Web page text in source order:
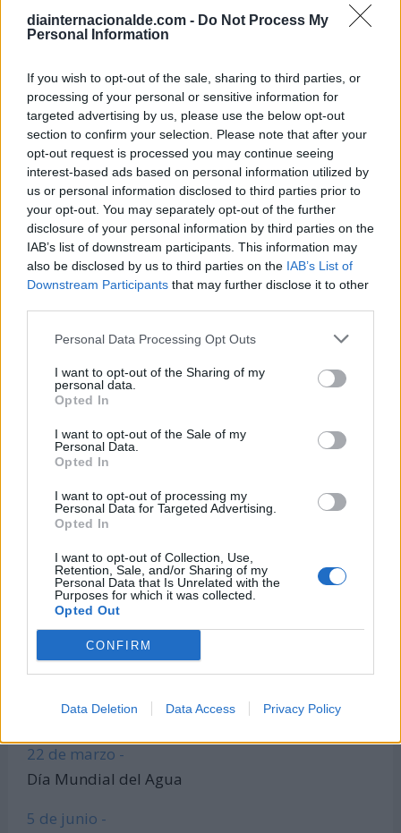
diainternacionalde.com - Do Not Process My
Personal Information
If you wish to opt-out of the sale, sharing to third parties, or
processing of your personal or sensitive information for
targeted advertising by us, please use the below opt-out
section to confirm your selection. Please note that after your
opt-out request is processed you may continue seeing
interest-based ads based on personal information utilized by
us or personal information disclosed to third parties prior to
your opt-out. You may separately opt-out of the further
disclosure of your personal information by third parties on the
IAB’s list of downstream participants. This information may
also be disclosed by us to third parties on the IAB’s List of
Downstream Participants that may further disclose it to other
Personal Data Processing Opt Outs
I want to opt-out of the Sharing of my
personal data.
Opted In
I want to opt-out of the Sale of my
Personal Data.
Opted In
I want to opt-out of processing my
Personal Data for Targeted Advertising.
Opted In
I want to opt-out of Collection, Use,
Retention, Sale, and/or Sharing of my
Personal Data that Is Unrelated with the
Purposes for which it was collected.
Opted Out
CONFIRM
Data Deletion Data Access Privacy Policy
Calendario Laboral (España) 2026
Calendario Astronómico de 2026
Calendario Lunar
Calendario de Días Internacionales de
2027
Calculadoras
Calcula la diferencia entre fechas
Sumar o restar días o semanas a una
fecha
Calcular días hábiles
¿Cuántos días he vivido?
¿Quién cumple años hoy?
Calculadora de Calorías
Calculadora de índice de masa corporal
Únete al canal de WhatsApp
Entra en nuestro canal de Telegram
Días Más Buscados
Día Internacional de la Mujer
22 de marzo -
Día Mundial del Agua
5 de junio -